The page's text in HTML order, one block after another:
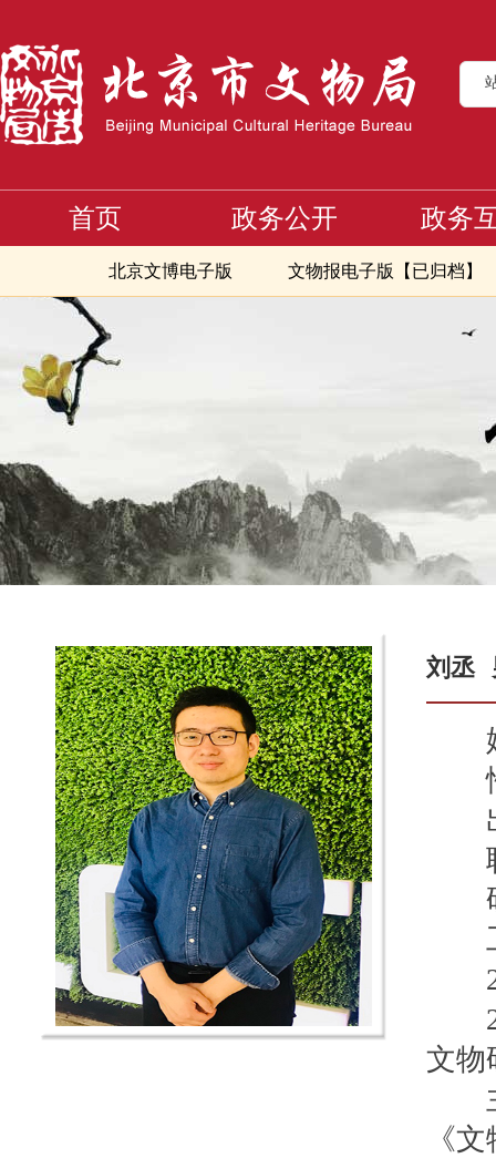
首页 政务公开 政务
北京文博电子版 文物报电子版【已归档】
刘丞
姓
性
出
职
研
工
文物
主
《